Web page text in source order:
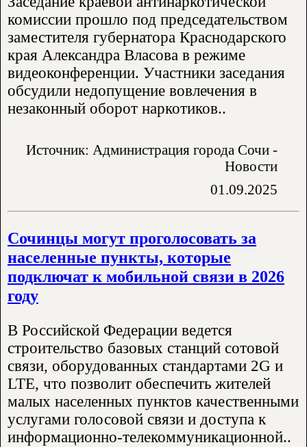
комиссии прошло под председательством
заместителя губернатора Краснодарского
края Александра Власова в режиме
видеоконференции. Участники заседания
обсудили недопущение вовлечения в
незаконный оборот наркотиков..
Источник: Администрация города Сочи -
Новости
01.09.2025
Сочинцы могут проголосовать за
населенные пункты, которые
подключат к мобильной связи в 2026
году
В Российской Федерации ведется
строительство базовых станций сотовой
связи, оборудованных стандартами 2G и
LTE, что позволит обеспечить жителей
малых населенных пунктов качественными
услугами голосовой связи и доступа к
информационно-телекоммуникационной..